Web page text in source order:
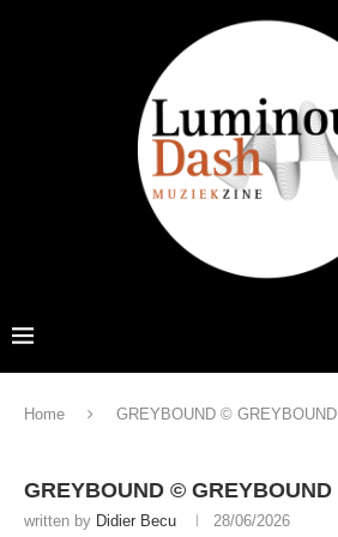
Home GREYBOUND © GREYBOUND
GREYBOUND © GREYBOUND
written by Didier Becu 28/06/2026